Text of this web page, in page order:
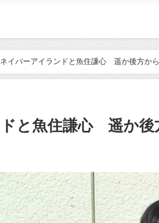
ネイバーアイランドと魚住謙心 遥か後方か
と魚住謙心 遥か後